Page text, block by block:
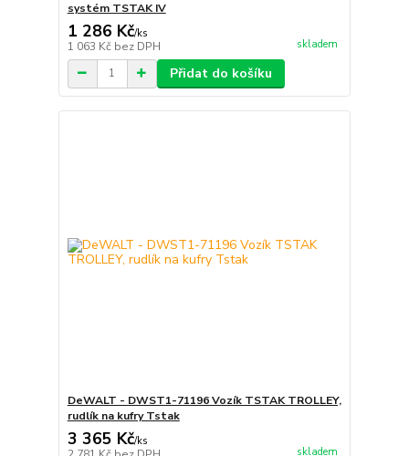
systém TSTAK IV
1 286 Kč/ks
1 063 Kč bez DPH skladem
Přidat do košíku
DeWALT - DWST1-71196 Vozík TSTAK TROLLEY,
rudlík na kufry Tstak
3 365 Kč/ks
skladem